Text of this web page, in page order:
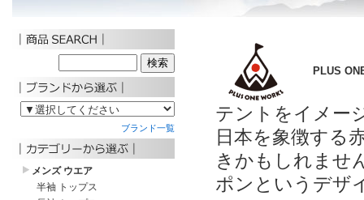
PLUS
テントをイメー
日本を象徴する
きかもしれませ
ポンというデザ